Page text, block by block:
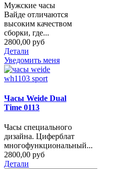
Мужские часы
Вайде отличаются
высоким качеством
сборки, где...
2800,00 руб
Детали
Уведомить меня
Часы Weide Dual
Time 0113
Часы специального
дизайна. Циферблат
многофункциональный...
2800,00 руб
Детали